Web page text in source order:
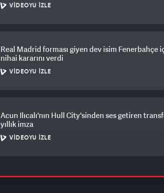
VIDEOYU İZLE
Real Madrid forması giyen dev isim Fenerbahçe
nihai kararını verdi
VIDEOYU İZLE
Acun Ilıcalı'nın Hull City'sinden ses getiren
yıllık imza
VIDEOYU İZLE